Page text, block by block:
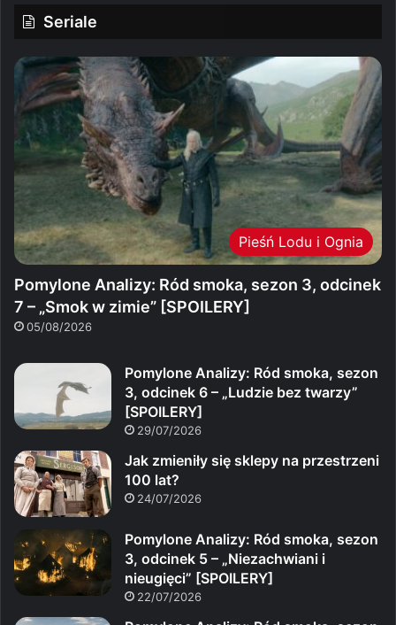
Seriale
Pieśń Lodu i Ognia
Pomylone Analizy: Ród smoka, sezon 3, odcinek
7 – „Smok w zimie” [SPOILERY]
05/08/2026
Pomylone Analizy: Ród smoka, sezon
3, odcinek 6 – „Ludzie bez twarzy”
[SPOILERY]
29/07/2026
Jak zmieniły się sklepy na przestrzeni
100 lat?
24/07/2026
Pomylone Analizy: Ród smoka, sezon
3, odcinek 5 – „Niezachwiani i
nieugięci” [SPOILERY]
22/07/2026